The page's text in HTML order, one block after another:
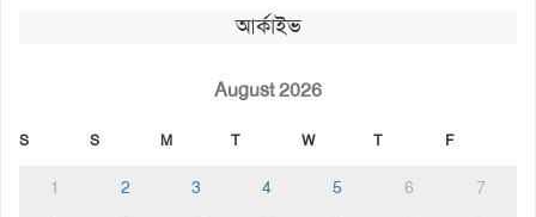
আর্কাইভ
August 2026
S S M T W T F
1 2 3 4 5 6
7